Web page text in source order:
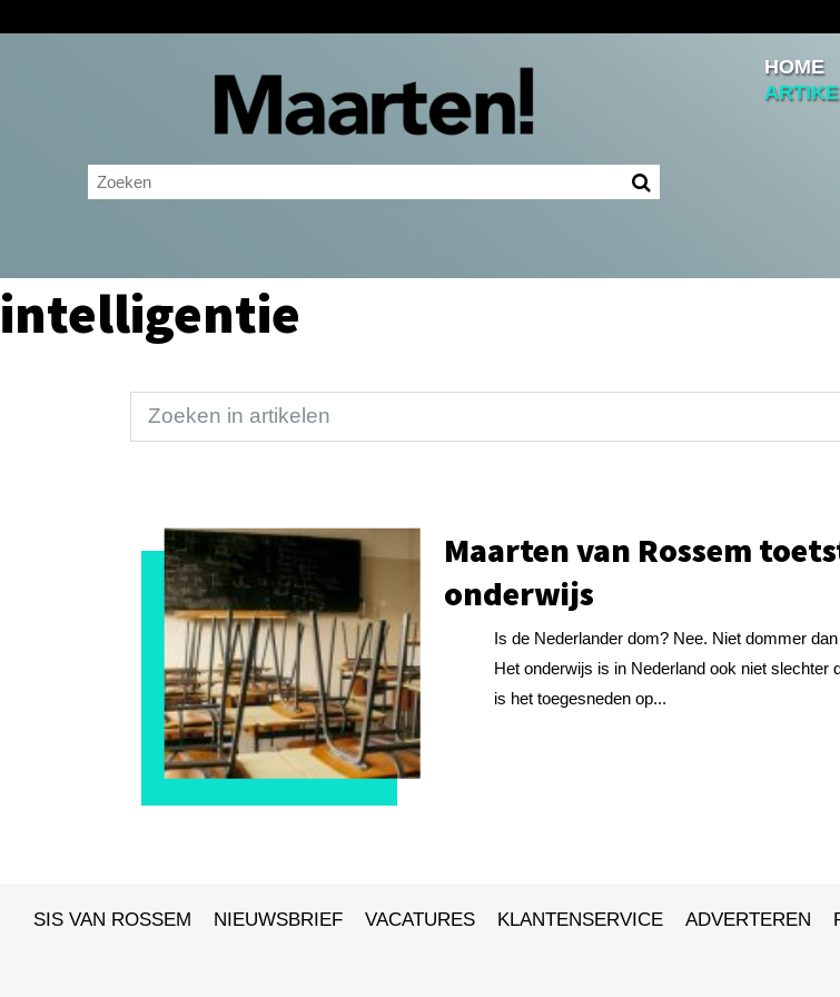
Inloggen
Ingelogd blijven
HOME
intelligentie
Maarten van Rossem
onderwijs
Is de Nederlander dom? Nee. Niet dommer
Het onderwijs is in Nederland ook niet slechter
is het toegesneden op...
SIS VAN ROSSEM NIEUWSBRIEF VACATURES KLANTENSERVICE ADVERTEREN